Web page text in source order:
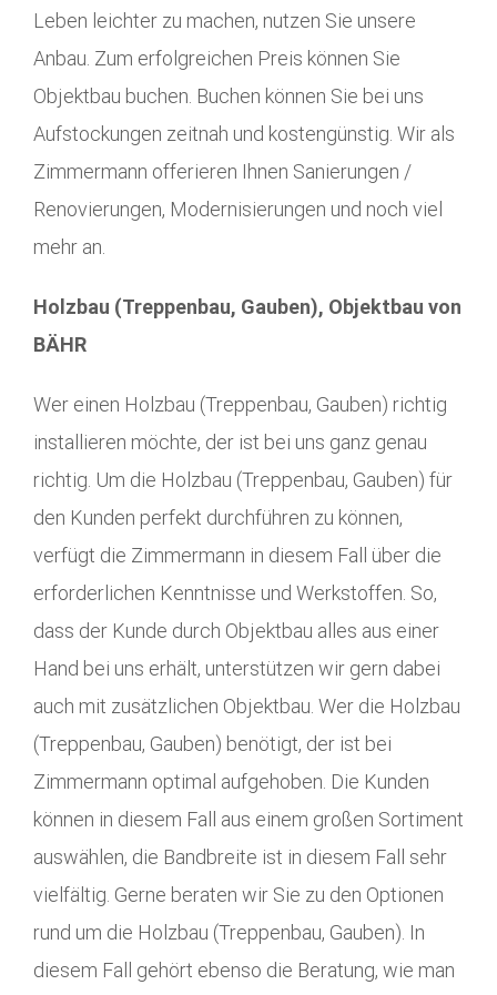
Leben leichter zu machen, nutzen Sie unsere
Anbau. Zum erfolgreichen Preis können Sie
Objektbau buchen. Buchen können Sie bei uns
Aufstockungen zeitnah und kostengünstig. Wir als
Zimmermann offerieren Ihnen Sanierungen /
Renovierungen, Modernisierungen und noch viel
mehr an.
Holzbau (Treppenbau, Gauben), Objektbau von
BÄHR
Wer einen Holzbau (Treppenbau, Gauben) richtig
installieren möchte, der ist bei uns ganz genau
richtig. Um die Holzbau (Treppenbau, Gauben) für
den Kunden perfekt durchführen zu können,
verfügt die Zimmermann in diesem Fall über die
erforderlichen Kenntnisse und Werkstoffen. So,
dass der Kunde durch Objektbau alles aus einer
Hand bei uns erhält, unterstützen wir gern dabei
auch mit zusätzlichen Objektbau. Wer die Holzbau
(Treppenbau, Gauben) benötigt, der ist bei
Zimmermann optimal aufgehoben. Die Kunden
können in diesem Fall aus einem großen Sortiment
auswählen, die Bandbreite ist in diesem Fall sehr
vielfältig. Gerne beraten wir Sie zu den Optionen
rund um die Holzbau (Treppenbau, Gauben). In
diesem Fall gehört ebenso die Beratung, wie man